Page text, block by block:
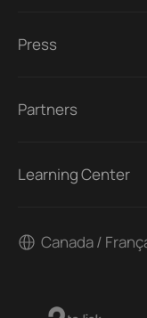
Press
Partners
Learning Center
Canada /